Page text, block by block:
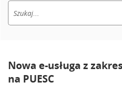
Nowa e-usługa z
na PUESC